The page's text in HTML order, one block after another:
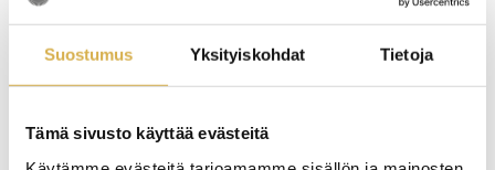
Suostumus Yksityiskohdat Tietoja
Tämä sivusto käyttää evästeitä